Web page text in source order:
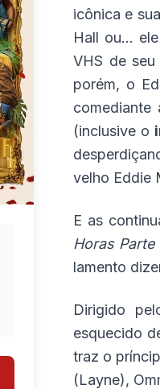
icônica e
Hall ou…
VHS de seu
porém, o
comediante
(inclusive o
velho Eddie
E as
Horas Parte
lamento
Dirigido
esquecido
traz o
(Layne),